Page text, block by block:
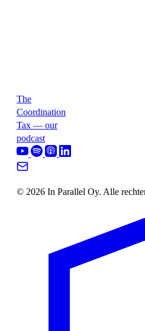
The
Coordination
Tax — our
podcast
© 2026 In Parallel Oy. Alle